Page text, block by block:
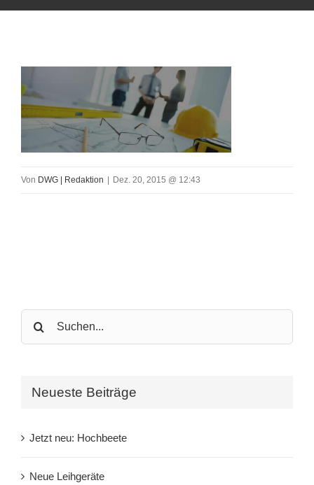
Von DWG | Redaktion | Dez. 20, 2015 @ 12:43
Search
for:
Neueste Beiträge
Jetzt neu: Hochbeete
Neue Leihgeräte